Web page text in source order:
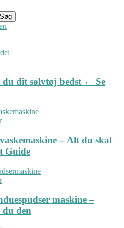
du dit sølvtøj bedst ← Se
– Alt du skal
Guide
maskine –
den